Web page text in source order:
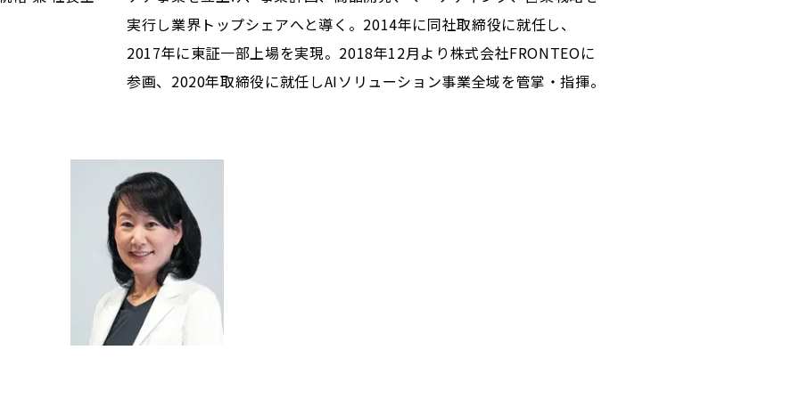
実行し業界トップシェアへと導く。2014年に同社取締役に就任し、
2017年に東証一部上場を実現。2018年12月より株式会社FRONTEOに
参画、2020年取締役に就任しAIソリューション事業全域を管掌・指揮。